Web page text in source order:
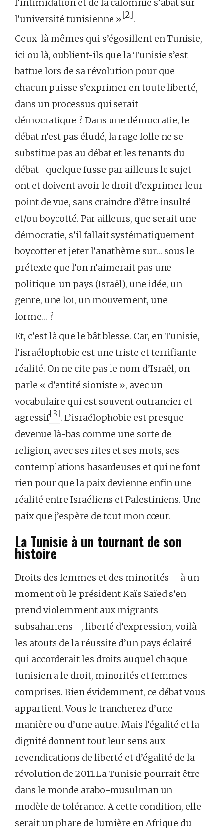
l’intimidation et de la calomnie s’abat sur
l’université tunisienne »[2].
Ceux-là mêmes qui s’égosillent en Tunisie,
ici ou là, oublient-ils que la Tunisie s’est
battue lors de sa révolution pour que
chacun puisse s’exprimer en toute liberté,
dans un processus qui serait
démocratique ? Dans une démocratie, le
débat n’est pas éludé, la rage folle ne se
substitue pas au débat et les tenants du
débat -quelque fusse par ailleurs le sujet –
ont et doivent avoir le droit d’exprimer leur
point de vue, sans craindre d’être insulté
et/ou boycotté. Par ailleurs, que serait une
démocratie, s’il fallait systématiquement
boycotter et jeter l’anathème sur… sous le
prétexte que l’on n’aimerait pas une
politique, un pays (Israël), une idée, un
genre, une loi, un mouvement, une
forme… ?
Et, c’est là que le bât blesse. Car, en Tunisie,
l’israélophobie est une triste et terrifiante
réalité. On ne cite pas le nom d’Israël, on
parle « d’entité sioniste », avec un
vocabulaire qui est souvent outrancier et
agressif[3]. L’israélophobie est presque
devenue là-bas comme une sorte de
religion, avec ses rites et ses mots, ses
contemplations hasardeuses et qui ne font
rien pour que la paix devienne enfin une
réalité entre Israéliens et Palestiniens. Une
paix que j’espère de tout mon cœur.
La Tunisie à un tournant de son
histoire
Droits des femmes et des minorités – à un
moment où le président Kaïs Saïed s’en
prend violemment aux migrants
subsahariens –, liberté d’expression, voilà
les atouts de la réussite d’un pays éclairé
qui accorderait les droits auquel chaque
tunisien a le droit, minorités et femmes
comprises. Bien évidemment, ce débat vous
appartient. Vous le trancherez d’une
manière ou d’une autre. Mais l’égalité et la
dignité donnent tout leur sens aux
revendications de liberté et d’égalité de la
révolution de 2011.La Tunisie pourrait être
dans le monde arabo-musulman un
modèle de tolérance. A cette condition, elle
serait un phare de lumière en Afrique du